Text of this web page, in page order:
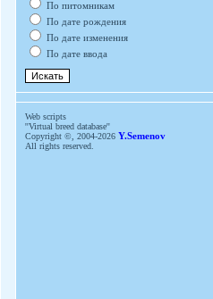
По питомникам
По дате рождения
По дате изменения
По дате ввода
Web scripts
''Virtual breed database''
Copyright ©, 2004-2026 Y.Semenov
All rights reserved.